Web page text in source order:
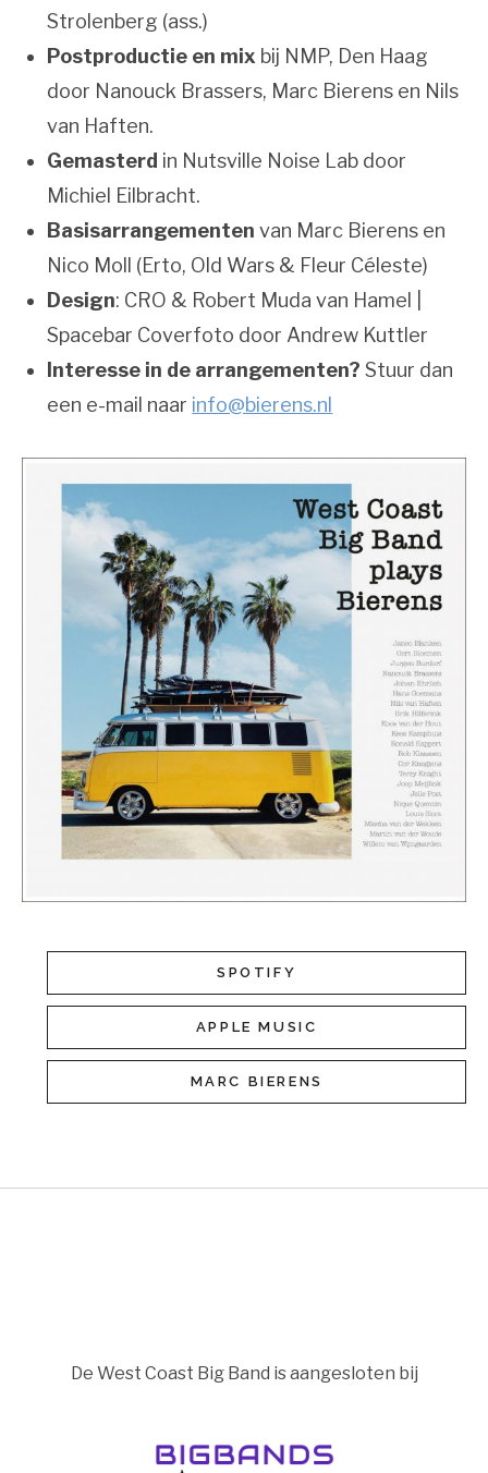
Strolenberg (ass.)
Postproductie en mix bij NMP, Den Haag
door Nanouck Brassers, Marc Bierens en Nils
van Haften.
Gemasterd in Nutsville Noise Lab door
Michiel Eilbracht.
Basisarrangementen van Marc Bierens en
Nico Moll (Erto, Old Wars & Fleur Céleste)
Design: CRO & Robert Muda van Hamel |
Spacebar Coverfoto door Andrew Kuttler
Interesse in de arrangementen? Stuur dan
een e-mail naar info@bierens.nl
SPOTIFY
APPLE MUSIC
MARC BIERENS
De West Coast Big Band is aangesloten bij